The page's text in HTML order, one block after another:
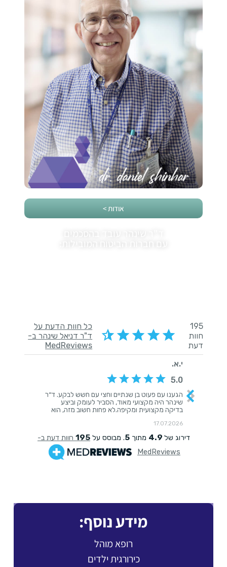
אודות >
מידע נוסף:
רופא מוהל
כירורגית ילדים